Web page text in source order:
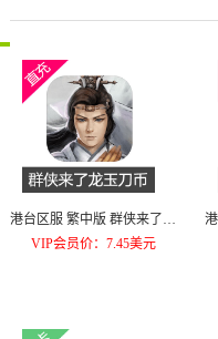
港台区服 繁中版 群侠来了小
月卡
VIP会员价：7.45美元